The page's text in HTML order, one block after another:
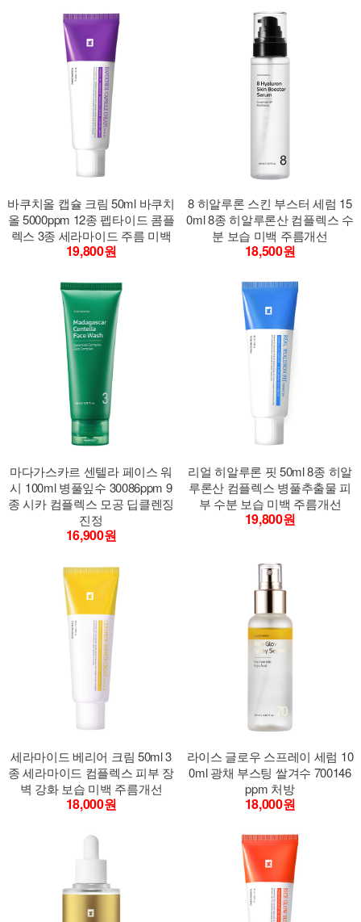
바쿠치올 캡슐 크림 50ml 바쿠치
올 5000ppm 12종 펩타이드 콤플
렉스 3종 세라마이드 주름 미백
19,800원
8 히알루론 스킨 부스터 세럼 15
0ml 8종 히알루론산 컴플렉스 수
분 보습 미백 주름개선
18,500원
마다가스카르 센텔라 페이스 워
시 100ml 병풀잎수 30086ppm 9
종 시카 컴플렉스 모공 딥클렌징
진정
16,900원
리얼 히알루론 핏 50ml 8종 히알
루론산 컴플렉스 병풀추출물 피
부 수분 보습 미백 주름개선
19,800원
세라마이드 베리어 크림 50ml 3
종 세라마이드 컴플렉스 피부 장
벽 강화 보습 미백 주름개선
18,000원
라이스 글로우 스프레이 세럼 10
0ml 광채 부스팅 쌀겨수 700146
ppm 처방
18,000원